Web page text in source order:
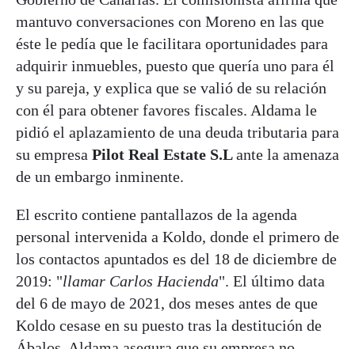
mantuvo conversaciones con Moreno en las que
éste le pedía que le facilitara oportunidades para
adquirir inmuebles, puesto que quería uno para él
y su pareja, y explica que se valió de su relación
con él para obtener favores fiscales. Aldama le
pidió el aplazamiento de una deuda tributaria para
su empresa Pilot Real Estate S.Lante la amenaza
de un embargo inminente.
El escrito contiene pantallazos de la agenda
personal intervenida a Koldo, donde el primero de
los contactos apuntados es del 18 de diciembre de
2019: "llamar Carlos Hacienda". El último data
del 6 de mayo de 2021, dos meses antes de que
Koldo cesase en su puesto tras la destitución de